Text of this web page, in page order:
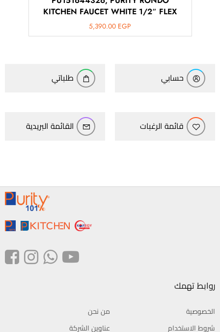
KITCHEN FAUCET WHITE 1/2″ FLEX
5,390.00 EGP
حسابي طلباتي
قائمة الرغبات القائمة البريدية
روابط تهمك
من نحن
الخصوصية
عناوين الشركة
شروط الاستخدام